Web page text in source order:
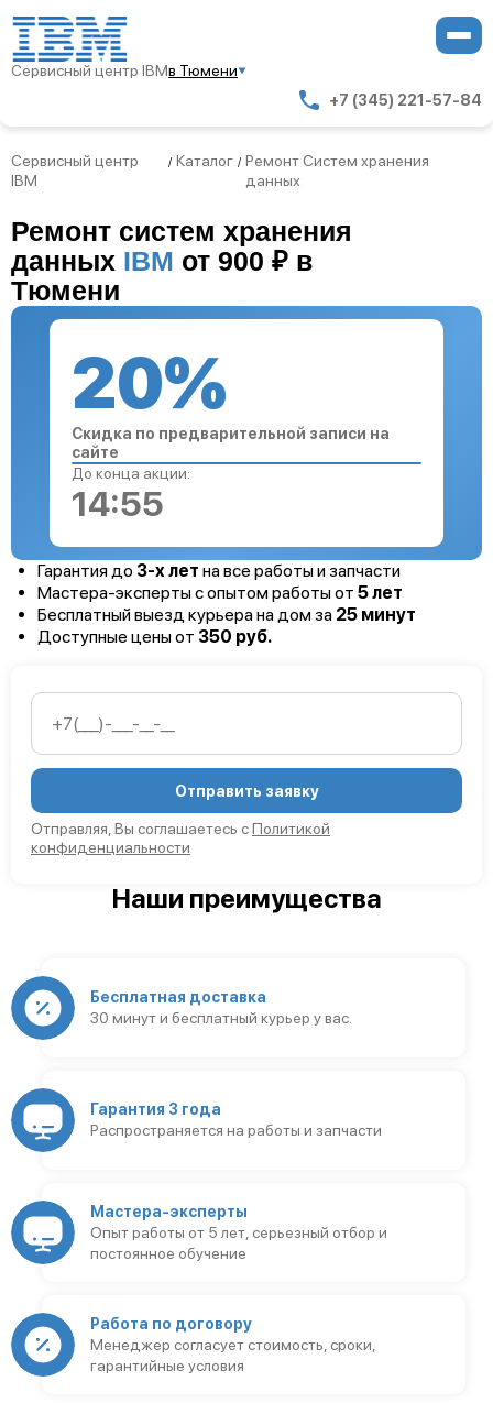
Сервисный центр IBMв Тюмени
+7 (345) 221-57-84
Сервисный центр
IBM
/ Каталог / Ремонт Систем хранения
данных
Ремонт систем хранения
данных IBM от 900 ₽ в
Тюмени
Гарантия до 3-х лет на все работы и запчасти
Мастера-эксперты с опытом работы от 5 лет
Бесплатный выезд курьера на дом за 25 минут
Доступные цены от 350 руб.
Отправить заявку
Отправляя, Вы соглашаетесь сПолитикой
конфиденциальности
20%
Скидка по предварительной записи на
сайте
До конца акции:
14:54
Наши преимущества
Бесплатная доставка
30 минут и бесплатный курьер у вас.
Гарантия 3 года
Распространяется на работы и запчасти
Мастера-эксперты
Опыт работы от 5 лет, серьезный отбор и
постоянное обучение
Работа по договору
Менеджер согласует стоимость, сроки,
гарантийные условия